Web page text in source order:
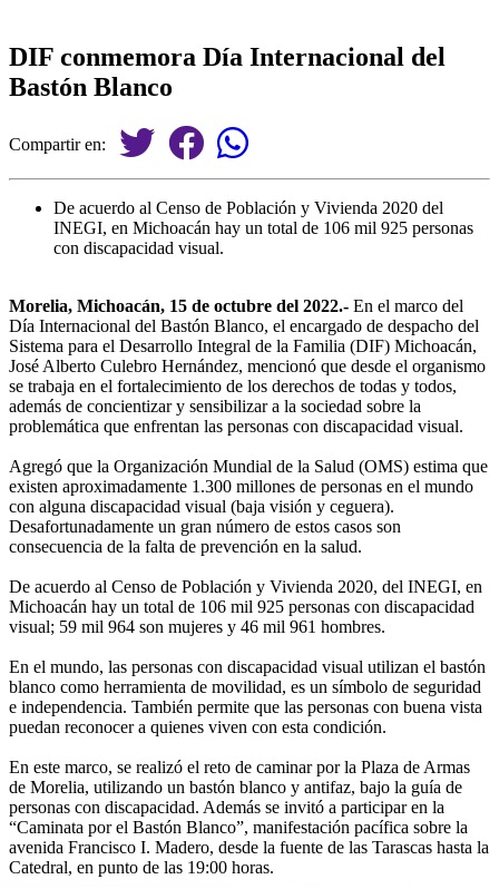
DIF conmemora Día Internacional del
Bastón Blanco
Compartir en:
De acuerdo al Censo de Población y Vivienda 2020 del
INEGI, en Michoacán hay un total de 106 mil 925 personas
con discapacidad visual.
Morelia, Michoacán, 15 de octubre del 2022.- En el marco del
Día Internacional del Bastón Blanco, el encargado de despacho del
Sistema para el Desarrollo Integral de la Familia (DIF) Michoacán,
José Alberto Culebro Hernández, mencionó que desde el organismo
se trabaja en el fortalecimiento de los derechos de todas y todos,
además de concientizar y sensibilizar a la sociedad sobre la
problemática que enfrentan las personas con discapacidad visual.
Agregó que la Organización Mundial de la Salud (OMS) estima que
existen aproximadamente 1.300 millones de personas en el mundo
con alguna discapacidad visual (baja visión y ceguera).
Desafortunadamente un gran número de estos casos son
consecuencia de la falta de prevención en la salud.
De acuerdo al Censo de Población y Vivienda 2020, del INEGI, en
Michoacán hay un total de 106 mil 925 personas con discapacidad
visual; 59 mil 964 son mujeres y 46 mil 961 hombres.
En el mundo, las personas con discapacidad visual utilizan el bastón
blanco como herramienta de movilidad, es un símbolo de seguridad
e independencia. También permite que las personas con buena vista
puedan reconocer a quienes viven con esta condición.
En este marco, se realizó el reto de caminar por la Plaza de Armas
de Morelia, utilizando un bastón blanco y antifaz, bajo la guía de
personas con discapacidad. Además se invitó a participar en la
“Caminata por el Bastón Blanco”, manifestación pacífica sobre la
avenida Francisco I. Madero, desde la fuente de las Tarascas hasta la
Catedral, en punto de las 19:00 horas.